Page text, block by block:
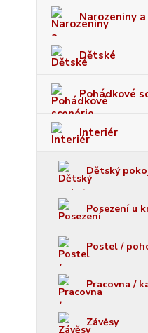
Narozeniny
Dětské
Pohádkové
Interiér
Dětský
Posezení u
Postel /
Pracovna /
Závěsy